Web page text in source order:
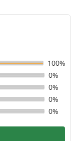
100%
0%
0%
0%
0%